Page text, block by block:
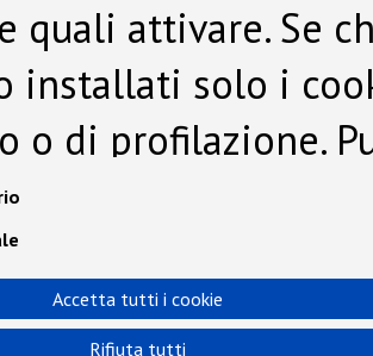
quali attivare. Se
installati solo i
o di profilazione.
Policy.
Accetta tutti i cookie
Rifiuta tutti